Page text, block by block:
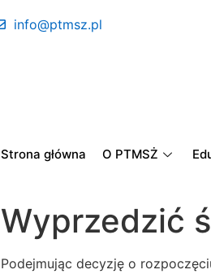
info@ptmsz.pl
Strona główna O PTMSŻ
Wyprzedzić
Podejmując decyzję o